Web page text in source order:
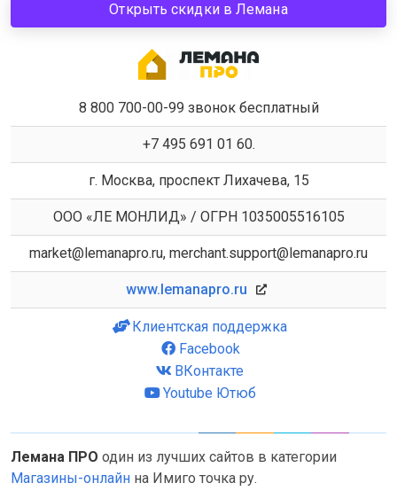
Открыть скидки в Лемана
8 800 700-00-99 звонок бесплатный
+7 495 691 01 60.
г. Москва, проспект Лихачева, 15
ООО «ЛЕ МОНЛИД» / ОГРН 1035005516105
market@lemanapro.ru, merchant.support@lemanapro.ru
www.lemanapro.ru
Клиентская поддержка
Facebook
ВКонтакте
Youtube Ютюб
Лемана ПРО один из лучших сайтов в категории
Магазины-онлайн на Имиго точка ру.